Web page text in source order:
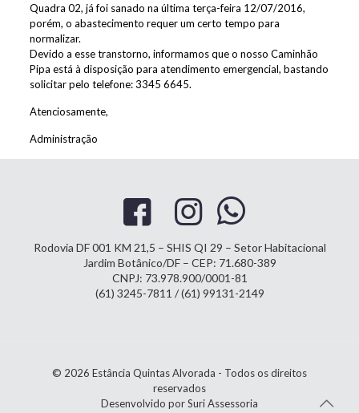
Quadra 02, já foi sanado na última terça-feira 12/07/2016,
porém, o abastecimento requer um certo tempo para
normalizar.
Devido a esse transtorno, informamos que o nosso Caminhão
Pipa está à disposição para atendimento emergencial, bastando
solicitar pelo telefone: 3345 6645.
Atenciosamente,
Administração
Rodovia DF 001 KM 21,5 – SHIS QI 29 – Setor Habitacional
Jardim Botânico/DF – CEP: 71.680-389
CNPJ: 73.978.900/0001-81
(61) 3245-7811 / (61) 99131-2149
© 2026 Estância Quintas Alvorada - Todos os direitos
reservados
Desenvolvido por Suri Assessoria